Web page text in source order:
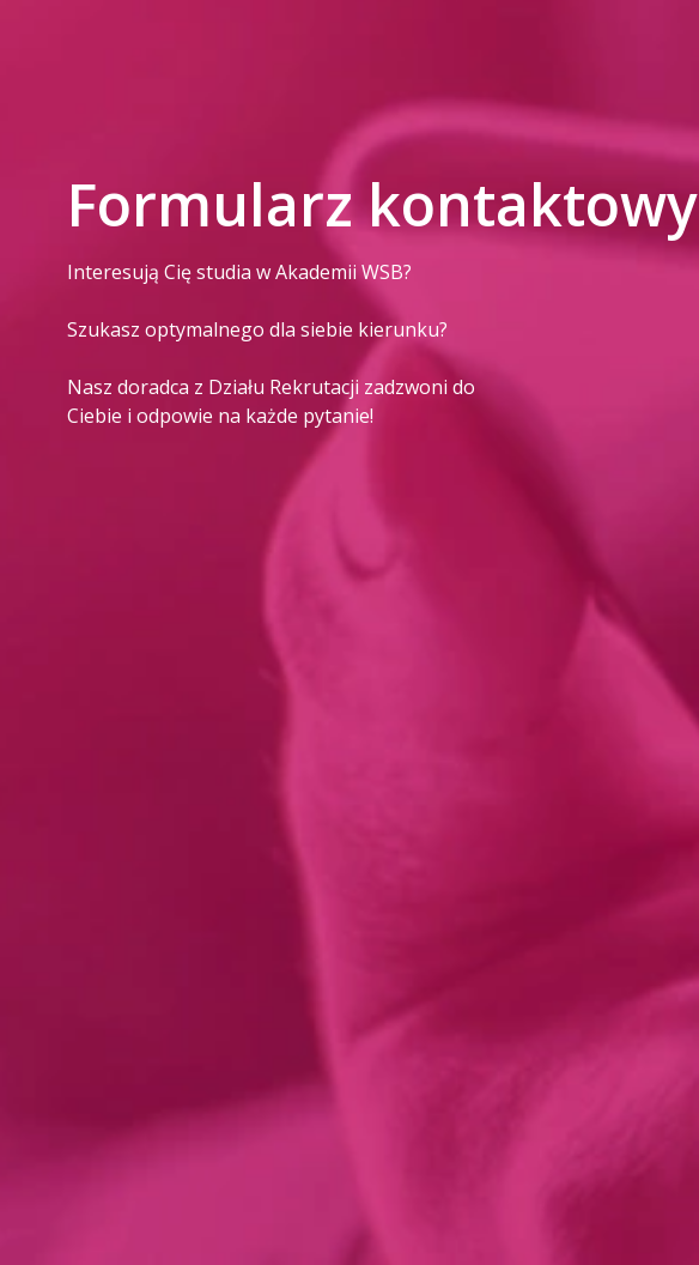
Formularz kontaktowy
Interesują Cię studia w Akademii WSB?
Szukasz optymalnego dla siebie kierunku?
Nasz doradca z Działu Rekrutacji zadzwoni do
Ciebie i odpowie na każde pytanie!